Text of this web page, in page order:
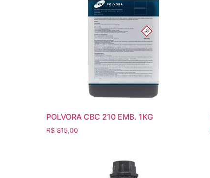
POLVORA CBC 210 EMB. 1KG
R$ 815,00